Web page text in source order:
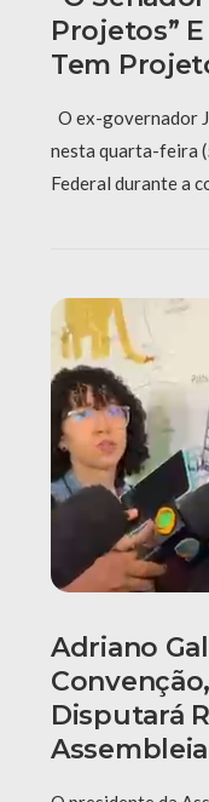
Projetos”
Tem
O ex-governador
nesta quarta-feira
Federal durante a
Adriano
Disputará
Assembleia